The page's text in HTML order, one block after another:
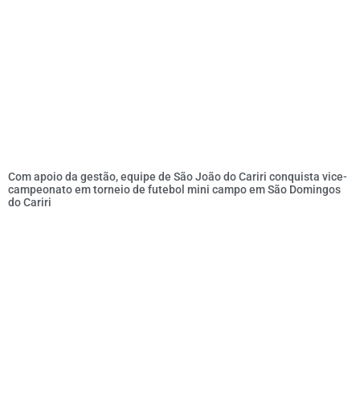
Com apoio da gestão, equipe de São João do Cariri conquista vice-
campeonato em torneio de futebol mini campo em São Domingos
do Cariri